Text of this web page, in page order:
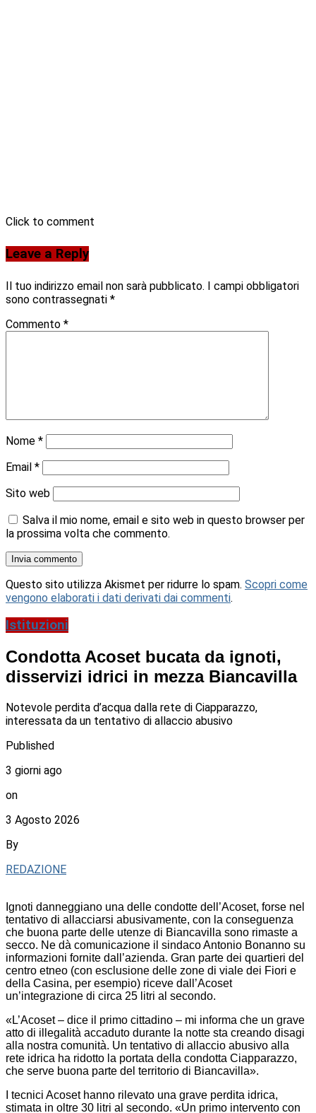
Click to comment
Leave a Reply
Il tuo indirizzo email non sarà pubblicato. I campi obbligatori
sono contrassegnati *
Commento *
Nome *
Email *
Sito web
Salva il mio nome, email e sito web in questo browser per
la prossima volta che commento.
Questo sito utilizza Akismet per ridurre lo spam. Scopri come
vengono elaborati i dati derivati dai commenti.
Istituzioni
Condotta Acoset bucata da ignoti,
disservizi idrici in mezza Biancavilla
Notevole perdita d’acqua dalla rete di Ciapparazzo,
interessata da un tentativo di allaccio abusivo
Published
3 giorni ago
on
3 Agosto 2026
By
REDAZIONE
Ignoti danneggiano una delle condotte dell’Acoset, forse nel
tentativo di allacciarsi abusivamente, con la conseguenza
che buona parte delle utenze di Biancavilla sono rimaste a
secco. Ne dà comunicazione il sindaco Antonio Bonanno su
informazioni fornite dall’azienda. Gran parte dei quartieri del
centro etneo (con esclusione delle zone di viale dei Fiori e
della Casina, per esempio) riceve dall’Acoset
un’integrazione di circa 25 litri al secondo.
«L’Acoset – dice il primo cittadino – mi informa che un grave
atto di illegalità accaduto durante la notte sta creando disagi
alla nostra comunità. Un tentativo di allaccio abusivo alla
rete idrica ha ridotto la portata della condotta Ciapparazzo,
che serve buona parte del territorio di Biancavilla».
I tecnici Acoset hanno rilevato una grave perdita idrica,
stimata in oltre 30 litri al secondo. «Un primo intervento con